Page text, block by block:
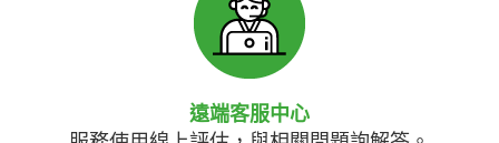
遠端客服中心